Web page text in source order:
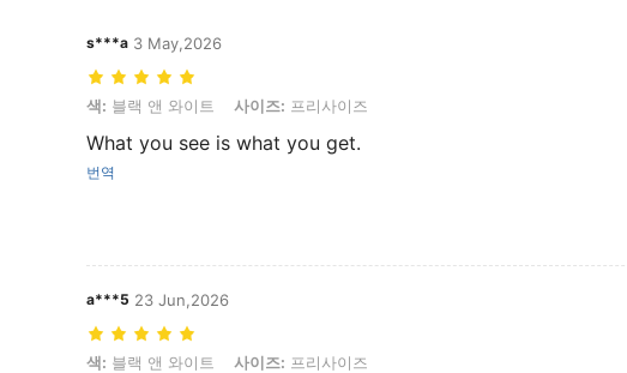
s***a 3 May,2026
색: 블랙 앤 와이트, 사이즈: 프리사이즈
색: 블랙 앤 와이트 사이즈: 프리사이즈
What you see is what you get.
번역
a***5 23 Jun,2026
색: 블랙 앤 와이트, 사이즈: 프리사이즈
색: 블랙 앤 와이트 사이즈: 프리사이즈